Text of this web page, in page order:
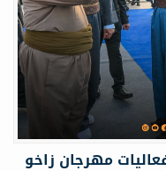
مهرجان زاخو